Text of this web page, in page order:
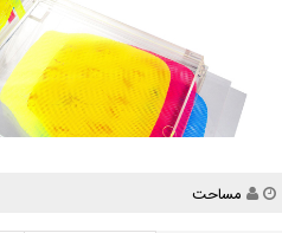
نویسنده
مساحت